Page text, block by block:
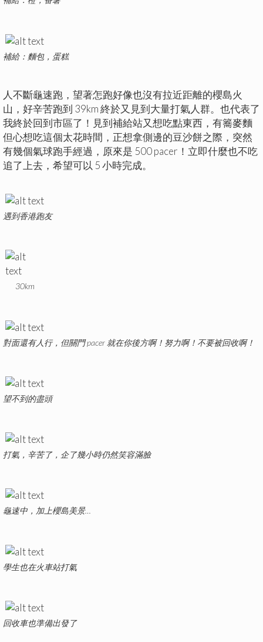
補給：麵包，蛋糕
人不斷龜速跑，望著怎跑好像也沒有拉近距離的櫻島火
山，好辛苦跑到 39km 終於又見到大量打氣人群。也代表了
我終於回到市區了！見到補給站又想吃點東西，有簥麥麵
但心想吃這個太花時間，正想拿側邊的豆沙餅之際，突然
有幾個氣球跑手經過，原來是 500 pacer！立即什麼也不吃
追了上去，希望可以 5 小時完成。
遇到香港跑友
30km
對面還有人行，但關門 pacer 就在你後方啊！努力啊！不要被回收啊！
望不到的盡頭
打氣，辛苦了，企了幾小時仍然笑容滿臉
龜速中，加上櫻島美景…
學生也在火車站打氣
回收車也準備出發了